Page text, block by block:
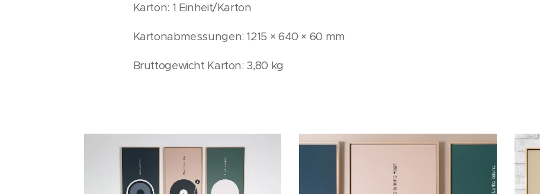
Karton: 1 Einheit/Karton
Kartonabmessungen: 1215 × 640 × 60 mm
Bruttogewicht Karton: 3,80 kg